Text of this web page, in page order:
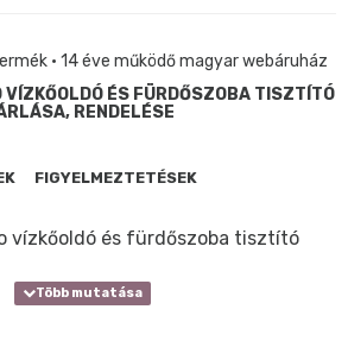
• 14 éve működő magyar webáruház
VÍZKŐOLDÓ ÉS FÜRDŐSZOBA TISZTÍTÓ
RENDELÉSE
FIGYELMEZTETÉSEK
vízkőoldó és fürdőszoba tisztító